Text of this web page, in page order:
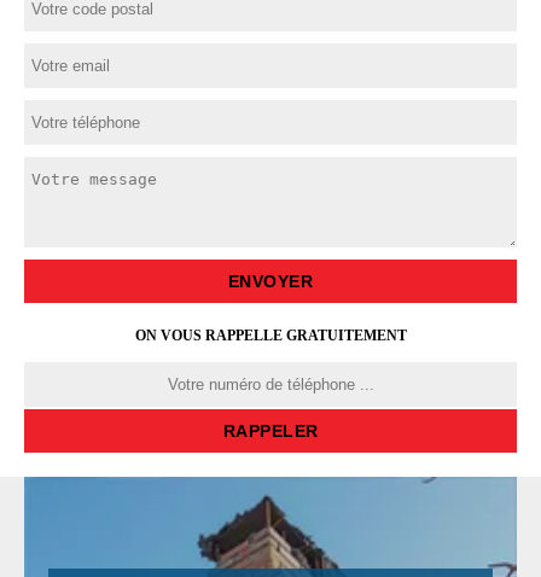
ON VOUS RAPPELLE GRATUITEMENT